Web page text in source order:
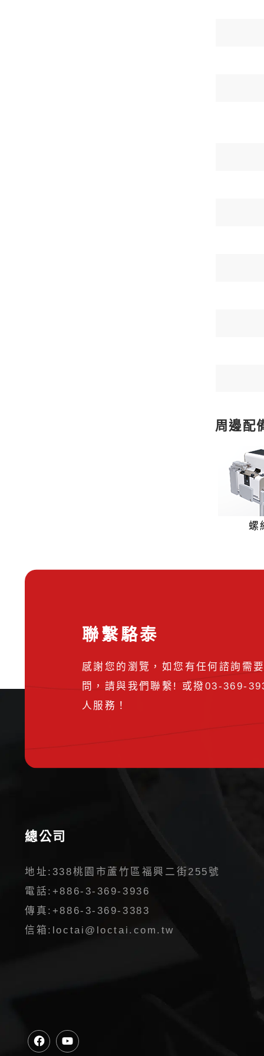
周邊配
螺
聯繫駱泰
感謝您的瀏覽，如您有任何諮詢需
問，請與我們聯繫! 或撥 03-369-
人服務！
總公司
地址: 338桃園市蘆竹區福興二街255號
電話: +886-3-369-3936
傳真: +886-3-369-3383
信箱: loctai@loctai.com.tw